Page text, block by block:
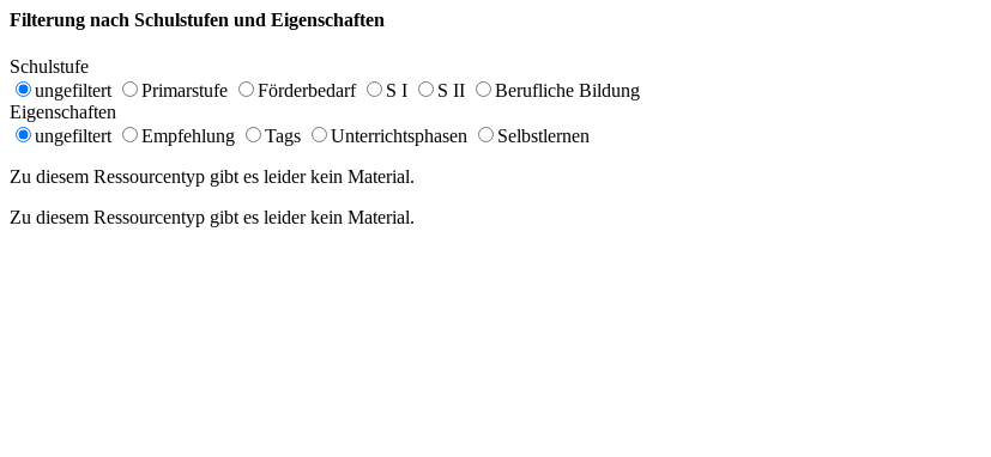
Filterung nach Schulstufen und Eigenschaften
Schulstufe
ungefiltert
Primarstufe Förderbedarf S I S II
Berufliche Bildung
Eigenschaften
ungefiltert
Empfehlung Tags Unterrichtsphasen
Selbstlernen
Zu diesem Ressourcentyp gibt es leider kein Material.
Zu diesem Ressourcentyp gibt es leider kein Material.